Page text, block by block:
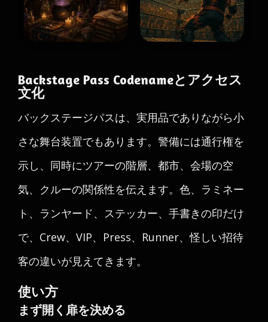
Backstage Pass Codenameとアクセス
文化
バックステージパスは、実用品でありながら小
さな舞台装置でもあります。警備には通行権を
示し、同時にツアーの階層、都市、会場の空
気、クルーの関係性を伝えます。色、ラミネー
ト、ランヤード、ステッカー、手書きの印だけ
で、Crew、VIP、Press、Runner、怪しい招待
客の違いが見えてきます。
使い方
まず開く扉を決める